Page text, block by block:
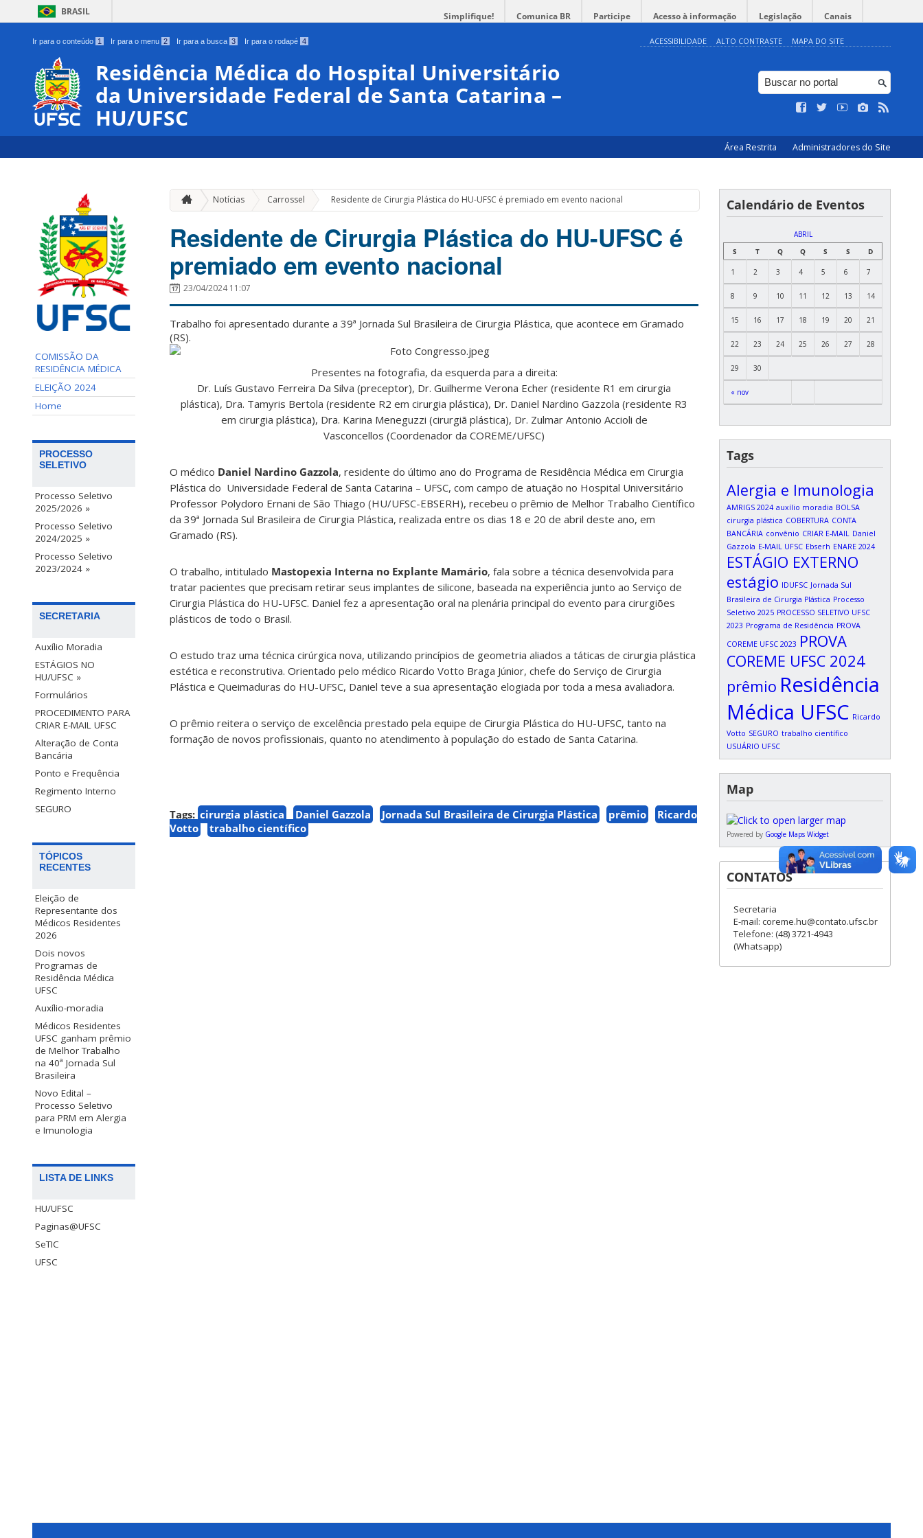
BRASIL Simplifique! Comunica BR Participe Acesso à informação Legislação Canais
Ir para o conteúdo 1 Ir para o menu 2 Ir para a busca 3 Ir para o rodapé 4 ACESSIBILIDADE ALTO CONTRASTE MAPA DO SITE
Residência Médica do Hospital Universitário
da Universidade Federal de Santa Catarina –
HU/UFSC
Área Restrita Administradores do Site
COMISSÃO DA
RESIDÊNCIA MÉDICA
ELEIÇÃO 2024
Home
PROCESSO
SELETIVO
Processo Seletivo
2025/2026 »
Processo Seletivo
2024/2025 »
Processo Seletivo
2023/2024 »
SECRETARIA
Auxílio Moradia
ESTÁGIOS NO
HU/UFSC »
Formulários
PROCEDIMENTO PARA
CRIAR E-MAIL UFSC
Alteração de Conta
Bancária
Ponto e Frequência
Regimento Interno
SEGURO
TÓPICOS
RECENTES
Eleição de
Representante dos
Médicos Residentes
2026
Dois novos
Programas de
Residência Médica
UFSC
Auxílio-moradia
Médicos Residentes
UFSC ganham prêmio
de Melhor Trabalho
na 40ª Jornada Sul
Brasileira
Novo Edital –
Processo Seletivo
para PRM em Alergia
e Imunologia
LISTA DE LINKS
HU/UFSC
Paginas@UFSC
SeTIC
UFSC
Notícias Carrossel » Residente de Cirurgia Plástica do HU-UFSC é premiado em evento nacional
Residente de Cirurgia Plástica do HU-UFSC é
premiado em evento nacional
23/04/2024 11:07
Trabalho foi apresentado durante a 39ª Jornada Sul Brasileira de Cirurgia Plástica, que acontece em Gramado
(RS).
Presentes na fotografia, da esquerda para a direita:
Dr. Luís Gustavo Ferreira Da Silva (preceptor), Dr. Guilherme Verona Echer (residente R1 em cirurgia
plástica), Dra. Tamyris Bertola (residente R2 em cirurgia plástica), Dr. Daniel Nardino Gazzola (residente R3
em cirurgia plástica), Dra. Karina Meneguzzi (cirurgiã plástica), Dr. Zulmar Antonio Accioli de
Vasconcellos (Coordenador da COREME/UFSC)
O médico Daniel Nardino Gazzola, residente do último ano do Programa de Residência Médica em Cirurgia
Plástica do Universidade Federal de Santa Catarina – UFSC, com campo de atuação no Hospital Universitário
Professor Polydoro Ernani de São Thiago (HU/UFSC-EBSERH), recebeu o prêmio de Melhor Trabalho Científico
da 39ª Jornada Sul Brasileira de Cirurgia Plástica, realizada entre os dias 18 e 20 de abril deste ano, em
Gramado (RS).
O trabalho, intitulado Mastopexia Interna no Explante Mamário, fala sobre a técnica desenvolvida para
tratar pacientes que precisam retirar seus implantes de silicone, baseada na experiência junto ao Serviço de
Cirurgia Plástica do HU-UFSC. Daniel fez a apresentação oral na plenária principal do evento para cirurgiões
plásticos de todo o Brasil.
O estudo traz uma técnica cirúrgica nova, utilizando princípios de geometria aliados a táticas de cirurgia plástica
estética e reconstrutiva. Orientado pelo médico Ricardo Votto Braga Júnior, chefe do Serviço de Cirurgia
Plástica e Queimaduras do HU-UFSC, Daniel teve a sua apresentação elogiada por toda a mesa avaliadora.
O prêmio reitera o serviço de excelência prestado pela equipe de Cirurgia Plástica do HU-UFSC, tanto na
formação de novos profissionais, quanto no atendimento à população do estado de Santa Catarina.
Tags: cirurgia plástica Daniel Gazzola Jornada Sul Brasileira de Cirurgia Plástica prêmio
Ricardo
Votto
trabalho científico
Calendário de Eventos
ABRIL
S
T Q Q S S D
« nov
1 2 3 4 5 6 7
8 9 10 11 12 13 14
15 16 17 18 19 20 21
22 23 24 25 26 27 28
29 30
Tags
Alergia e Imunologia
AMRIGS 2024 auxílio moradia BOLSA
cirurgia plástica COBERTURA CONTA
BANCÁRIA convênio CRIAR E-MAIL Daniel
Gazzola E-MAIL UFSC Ebserh ENARE 2024
ESTÁGIO EXTERNO
estágio IDUFSC Jornada Sul
Brasileira de Cirurgia Plástica Processo
Seletivo 2025 PROCESSO SELETIVO UFSC
2023 Programa de Residência PROVA
COREME UFSC 2023 PROVA
COREME UFSC 2024
prêmio Residência
Médica UFSC Ricardo
Votto SEGURO trabalho científico
USUÁRIO UFSC
Map
Powered by Google Maps Widget
CONTATOS
Secretaria
E-mail: coreme.hu@contato.ufsc.br
Telefone: (48) 3721-4943
(Whatsapp)